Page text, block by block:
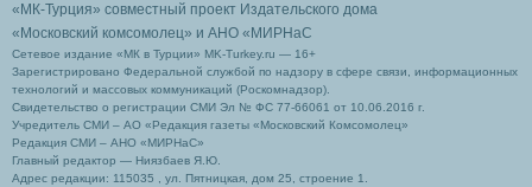
«МК-Турция» совместный проект Издательского дома
«Московский комсомолец» и АНО «МИРНаС
Сетевое издание «МК в Турции» MK-Turkey.ru — 16+
Зарегистрировано Федеральной службой по надзору в сфере связи, информационных
технологий и массовых коммуникаций (Роскомнадзор).
Свидетельство о регистрации СМИ Эл № ФС 77-66061 от 10.06.2016 г.
Учредитель СМИ – АО «Редакция газеты «Московский Комсомолец»
Редакция СМИ – АНО «МИРНаС»
Главный редактор — Ниязбаев Я.Ю.
Адрес редакции: 115035 , ул. Пятницкая, дом 25, строение 1.